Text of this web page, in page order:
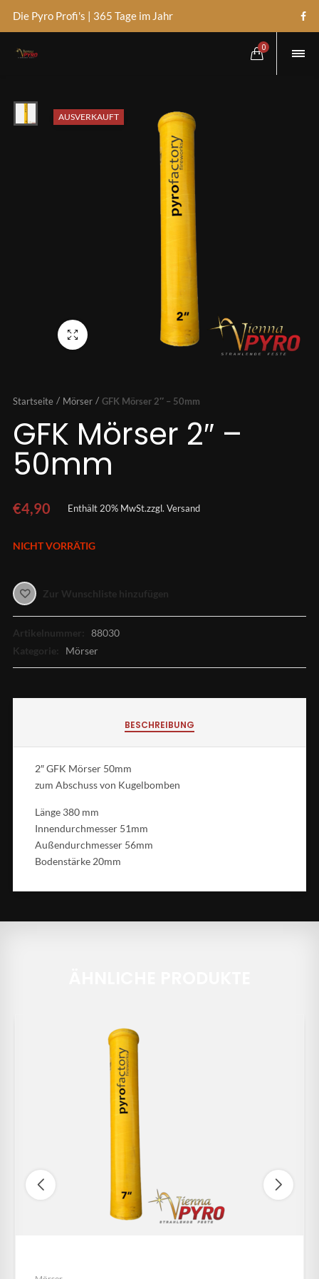
Die Pyro Profi's | 365 Tage im Jahr
0
AUSVERKAUFT
Startseite Mörser GFK Mörser 2″ – 50mm
GFK Mörser 2″ –
50mm
€4,90 Enthält 20% MwSt.zzgl. Versand
NICHT VORRÄTIG
Zur Wunschliste hinzufügen
Artikelnummer:
88030
Kategorie:
Mörser
BESCHREIBUNG
2″ GFK Mörser 50mm
zum Abschuss von Kugelbomben
Länge 380 mm
Innendurchmesser 51mm
Außendurchmesser 56mm
Bodenstärke 20mm